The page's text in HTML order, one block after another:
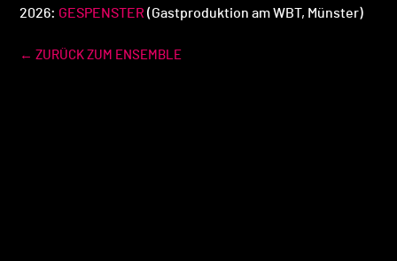
2026: GESPENSTER (Gastproduktion am WBT, Münster)
← ZURÜCK ZUM ENSEMBLE